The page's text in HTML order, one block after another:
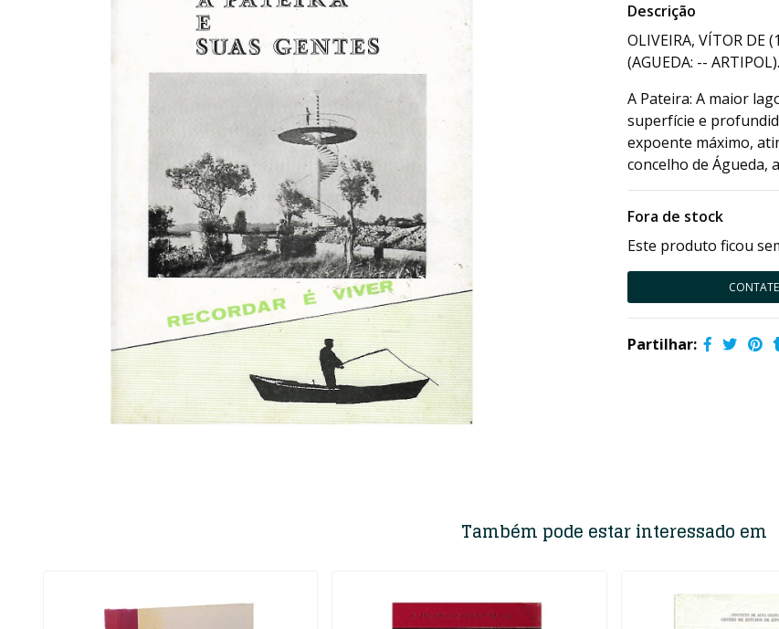
Descrição
OLIVEIRA, VÍTOR DE
(AGUEDA: --
A Pateira: A maior
superfície e
expoente máximo,
concelho de Águeda,
Fora de stock
Este produto ficou
Partilhar:
Também pode estar interessado em